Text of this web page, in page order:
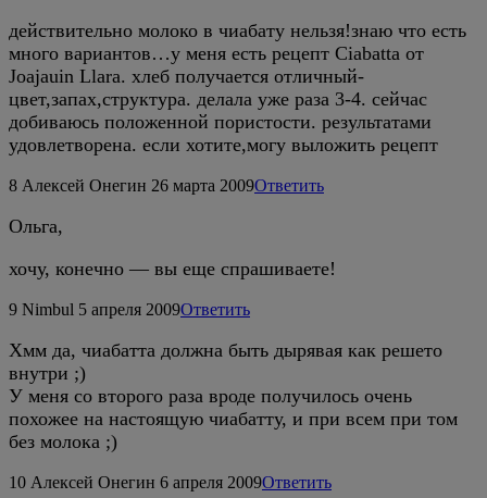
действительно молоко в чиабату нельзя!знаю что есть
много вариантов…у меня есть рецепт Ciabatta от
Joajauin Llara. хлеб получается отличный-
цвет,запах,структура. делала уже раза 3-4. сейчас
добиваюсь положенной пористости. результатами
удовлетворена. если хотите,могу выложить рецепт
8 Алексей Онегин 26 марта 2009Ответить
Ольга,
хочу, конечно — вы еще спрашиваете!
9 Nimbul 5 апреля 2009Ответить
Хмм да, чиабатта должна быть дырявая как решето
внутри ;)
У меня со второго раза вроде получилось очень
похожее на настоящую чиабатту, и при всем при том
без молока ;)
10 Алексей Онегин 6 апреля 2009Ответить